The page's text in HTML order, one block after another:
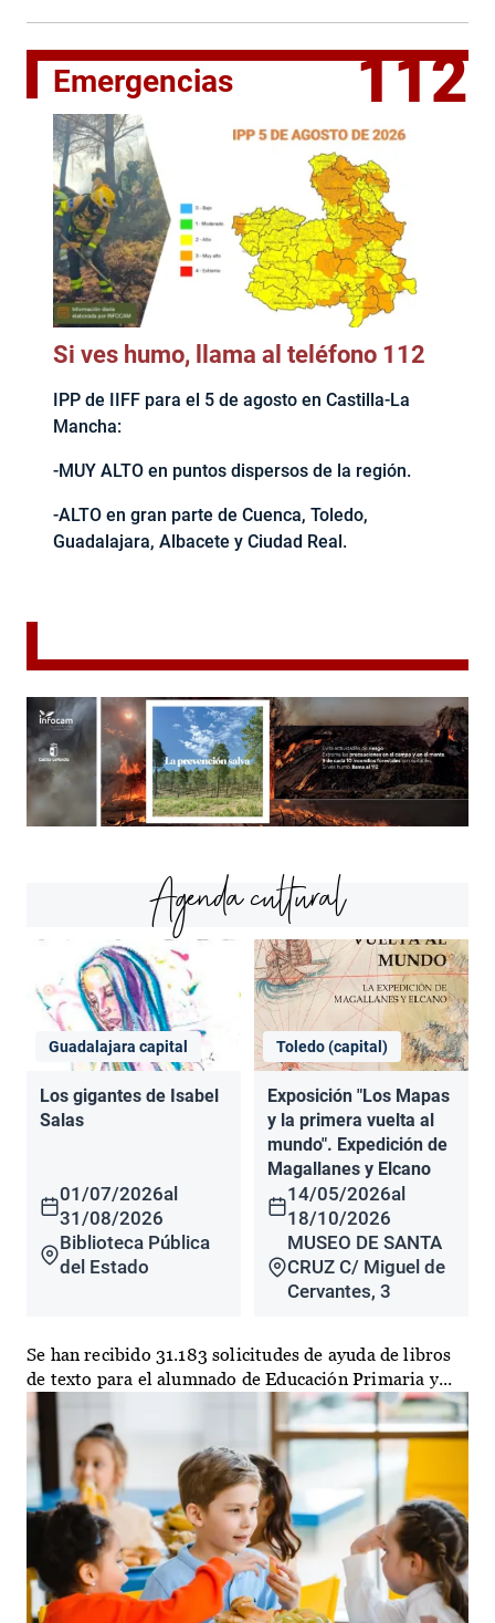
Emergencias 112
Si ves humo, llama al teléfono 112
IPP de IIFF para el 5 de agosto en Castilla-La
Mancha:
-MUY ALTO en puntos dispersos de la región.
-ALTO en gran parte de Cuenca, Toledo,
Guadalajara, Albacete y Ciudad Real.
Agenda cultural
Guadalajara capital
Los gigantes de Isabel
Salas
01/07/2026al
31/08/2026
Biblioteca Pública
del Estado
Toledo (capital)
Exposición "Los Mapas
y la primera vuelta al
mundo". Expedición de
Magallanes y Elcano
14/05/2026al
18/10/2026
MUSEO DE SANTA
CRUZ C/ Miguel de
Cervantes, 3
Se han recibido 31.183 solicitudes de ayuda de libros
de texto para el alumnado de Educación Primaria y...